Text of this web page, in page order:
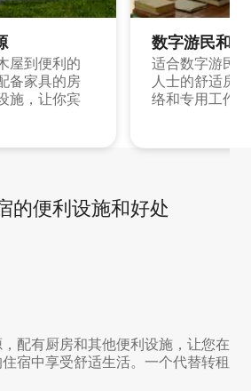
屋到便利的
备家具的房
施，让你宾
数字游民和
适合数字游民
人士的舒适房
络和专用工作
的便利设施和好处
配有厨房和其他便利设施，让您在
宿中享受舒适生活。一个代替转租